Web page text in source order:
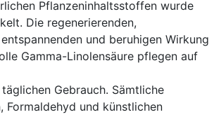
Pflanzeninhaltsstoffen wurde
Die regenerierenden,
und beruhigen Wirkung
Gamma-Linolensäure pflegen auf
Gebrauch. Sämtliche
Formaldehyd und künstlichen